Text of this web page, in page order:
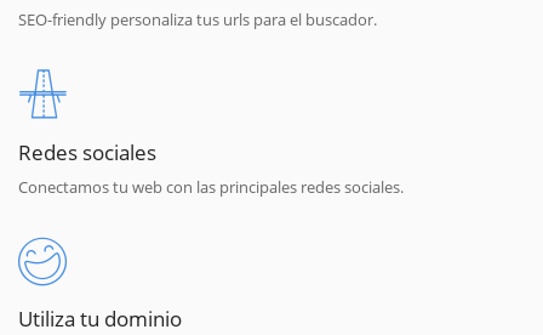
SEO-friendly personaliza tus urls para el buscador.
Redes sociales
Conectamos tu web con las principales redes sociales.
Utiliza tu dominio